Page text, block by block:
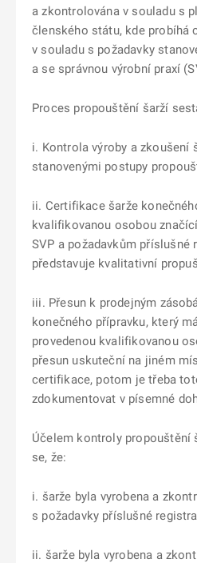
a zkontrolována v souladu s
členského státu, kde probíhá
v souladu s požadavky
a se správnou výrobní praxí
Proces propouštění šarží
i. Kontrola výroby a zkoušení
stanovenými postupy
ii. Certifikace šarže
kvalifikovanou osobou
SVP a požadavkům příslušné
představuje kvalitativní
iii. Přesun k prodejným
konečného přípravku, který
provedenou kvalifikovanou
přesun uskuteční na jiném
certifikace, potom je třeba
zdokumentovat v písemné
Účelem kontroly propouštění
se, že:
i. šarže byla vyrobena a
s požadavky příslušné
ii. šarže byla vyrobena a